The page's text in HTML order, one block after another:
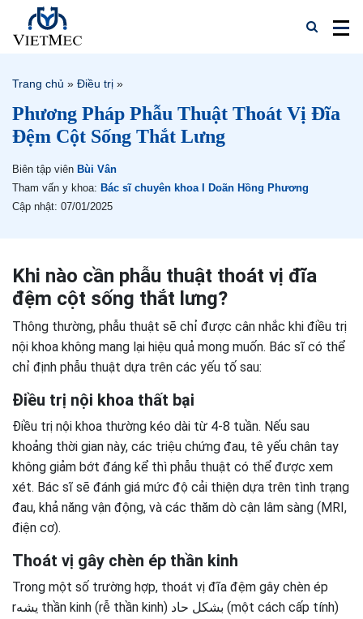
Trang chủ » Điều trị »
Phương Pháp Phẫu Thuật Thoát Vị Đĩa
Đệm Cột Sống Thắt Lưng
Biên tập viên Bùi Vân
Tham vấn y khoa: Bác sĩ chuyên khoa I Doãn Hồng Phương
Cập nhật: 07/01/2025
Khi nào cần phẫu thuật thoát vị đĩa
đệm cột sống thắt lưng?
Thông thường, phẫu thuật sẽ chỉ được cân nhắc khi điều trị
nội khoa không mang lại hiệu quả mong muốn. Bác sĩ có thể
chỉ định phẫu thuật dựa trên các yếu tố sau:
Điều trị nội khoa thất bại
Điều trị nội khoa thường kéo dài từ 4-8 tuần. Nếu sau
khoảng thời gian này, các triệu chứng đau, tê yếu chân tay
không giảm bớt đáng kể thì phẫu thuật có thể được xem
xét. Bác sĩ sẽ đánh giá mức độ cải thiện dựa trên tình trạng
đau, khả năng vận động, và các thăm dò cận lâm sàng (MRI,
điện cơ).
Thoát vị gây chèn ép thần kinh
Trong một số trường hợp, thoát vị đĩa đệm gây chèn ép
rیشه thần kinh (rễ thần kinh) بشكل حاد (một cách cấp tính)